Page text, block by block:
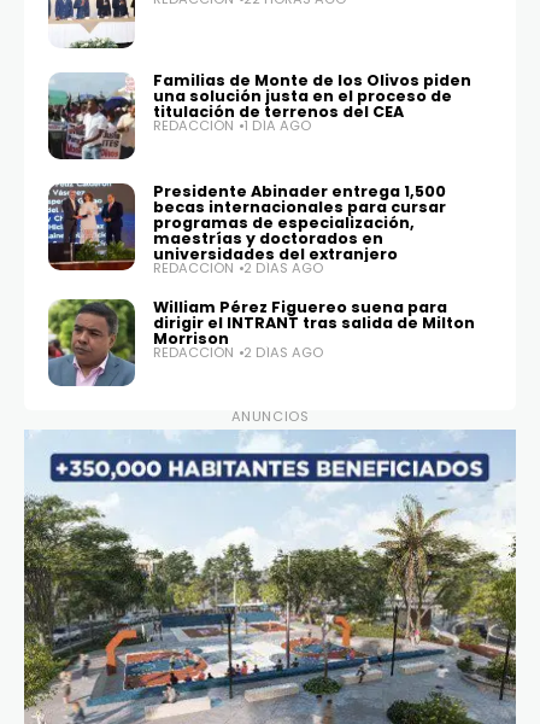
Familias de Monte de los Olivos piden
una solución justa en el proceso de
titulación de terrenos del CEA
REDACCIÓN 1 DÍA AGO
Presidente Abinader entrega 1,500
becas internacionales para cursar
programas de especialización,
maestrías y doctorados en
universidades del extranjero
REDACCIÓN 2 DÍAS AGO
William Pérez Figuereo suena para
dirigir el INTRANT tras salida de Milton
Morrison
REDACCIÓN 2 DÍAS AGO
ANUNCIOS